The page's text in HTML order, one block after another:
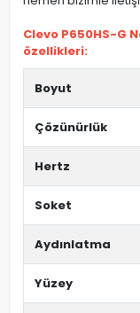
Clevo P650HS-G
özellikleri:
Boyut
Çözünürlük
Hertz
Soket
Aydınlatma
Yüzey